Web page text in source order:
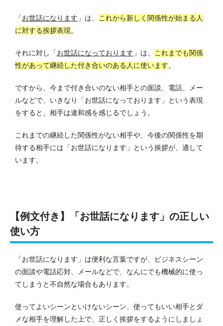
「お世話になります 」 は、
これから新しく関係性が始まる人
に対する挨拶表現 。
それに対し「お世話になっております 」は、
これまでも関係
性があって継続した付き合いのある人に使います。
ですから、今まで付き合いのない相手との面談、電話、メー
ルなどで、いきなり「お世話になっております」という表現
をすると、相手は違和感を感じるでしょう。
これまでの継続した関係性がない相手や、今後の関係性を期
待する相手には「お世話になります」という挨拶が、適して
います。
【例文付き】「お世話になります」の正しい
使い方
「お世話になります」は便利な言葉ですが、ビジネスシーン
の面談や電話応対、メールなどで、なんにでも機械的に使っ
てしまうと不自然な場合もあります。
使ってよいシーンといけないシーン、使ってもいい相手とダ
メな相手を理解した上で、正しく挨拶をするようにしましょ